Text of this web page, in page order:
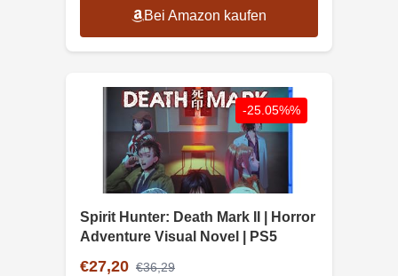
Bei Amazon kaufen
-25.05%%
Spirit Hunter: Death Mark II | Horror
Adventure Visual Novel | PS5
€27,20 €36,29